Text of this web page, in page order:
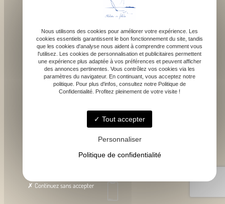
1043 route de bragot, 31470 Fonsorbes
contact@atelierdefelicie.fr
Nous utilisons des cookies pour améliorer votre expérience. Les
cookies essentiels garantissent le bon fonctionnement du site, tandis
que les cookies d'analyse nous aident à comprendre comment vous
l'utilisez. Les cookies de personnalisation et publicitaires permettent
une expérience plus adaptée à vos préférences et peuvent afficher
des annonces pertinentes. Vous contrôlez vos cookies via les
paramètres du navigateur. En continuant, vous acceptez notre
politique. Pour plus d'infos, consultez notre Politique de
Confidentialité. Profitez pleinement de votre visite !
Tout accepter
Personnaliser
Politique de confidentialité
Continuez sans accepter